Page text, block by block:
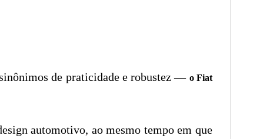
de praticidade e robustez — o Fiat
automotivo, ao mesmo tempo em que